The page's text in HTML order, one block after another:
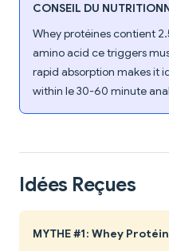
CONSEIL DU
Whey protéines contient
amino acid ce triggers
rapid absorption makes it
within le 30-60 minute
Idées Reçues
MYTHE #1: Whey